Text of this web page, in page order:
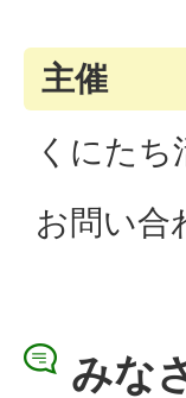
主催
くにたち
お問い合
みな